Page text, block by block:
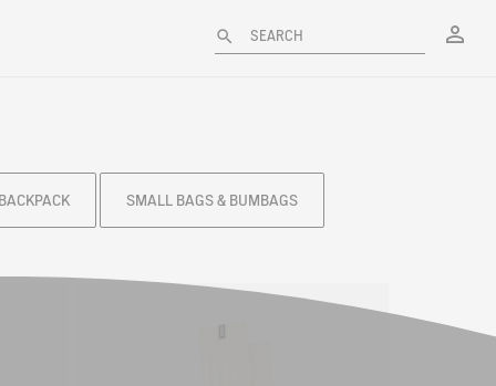
SEARCH
BACKPACK SMALL BAGS & BUMBAGS